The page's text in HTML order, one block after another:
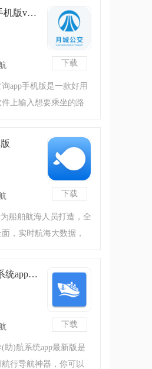
下载
西昌月城公交实时查询app手机版v2.7.0 最新版
app手机版是一款好用
上输入想要乘坐的路
时间，软件提供公交查
下载
船舶航海人员打造，全
，实时航海大数据，
下载
江苏内河船舶手机导(助)航系统app最新版v1.0.17 安卓版
助)航系统app最新版是
行导航神器，你可以